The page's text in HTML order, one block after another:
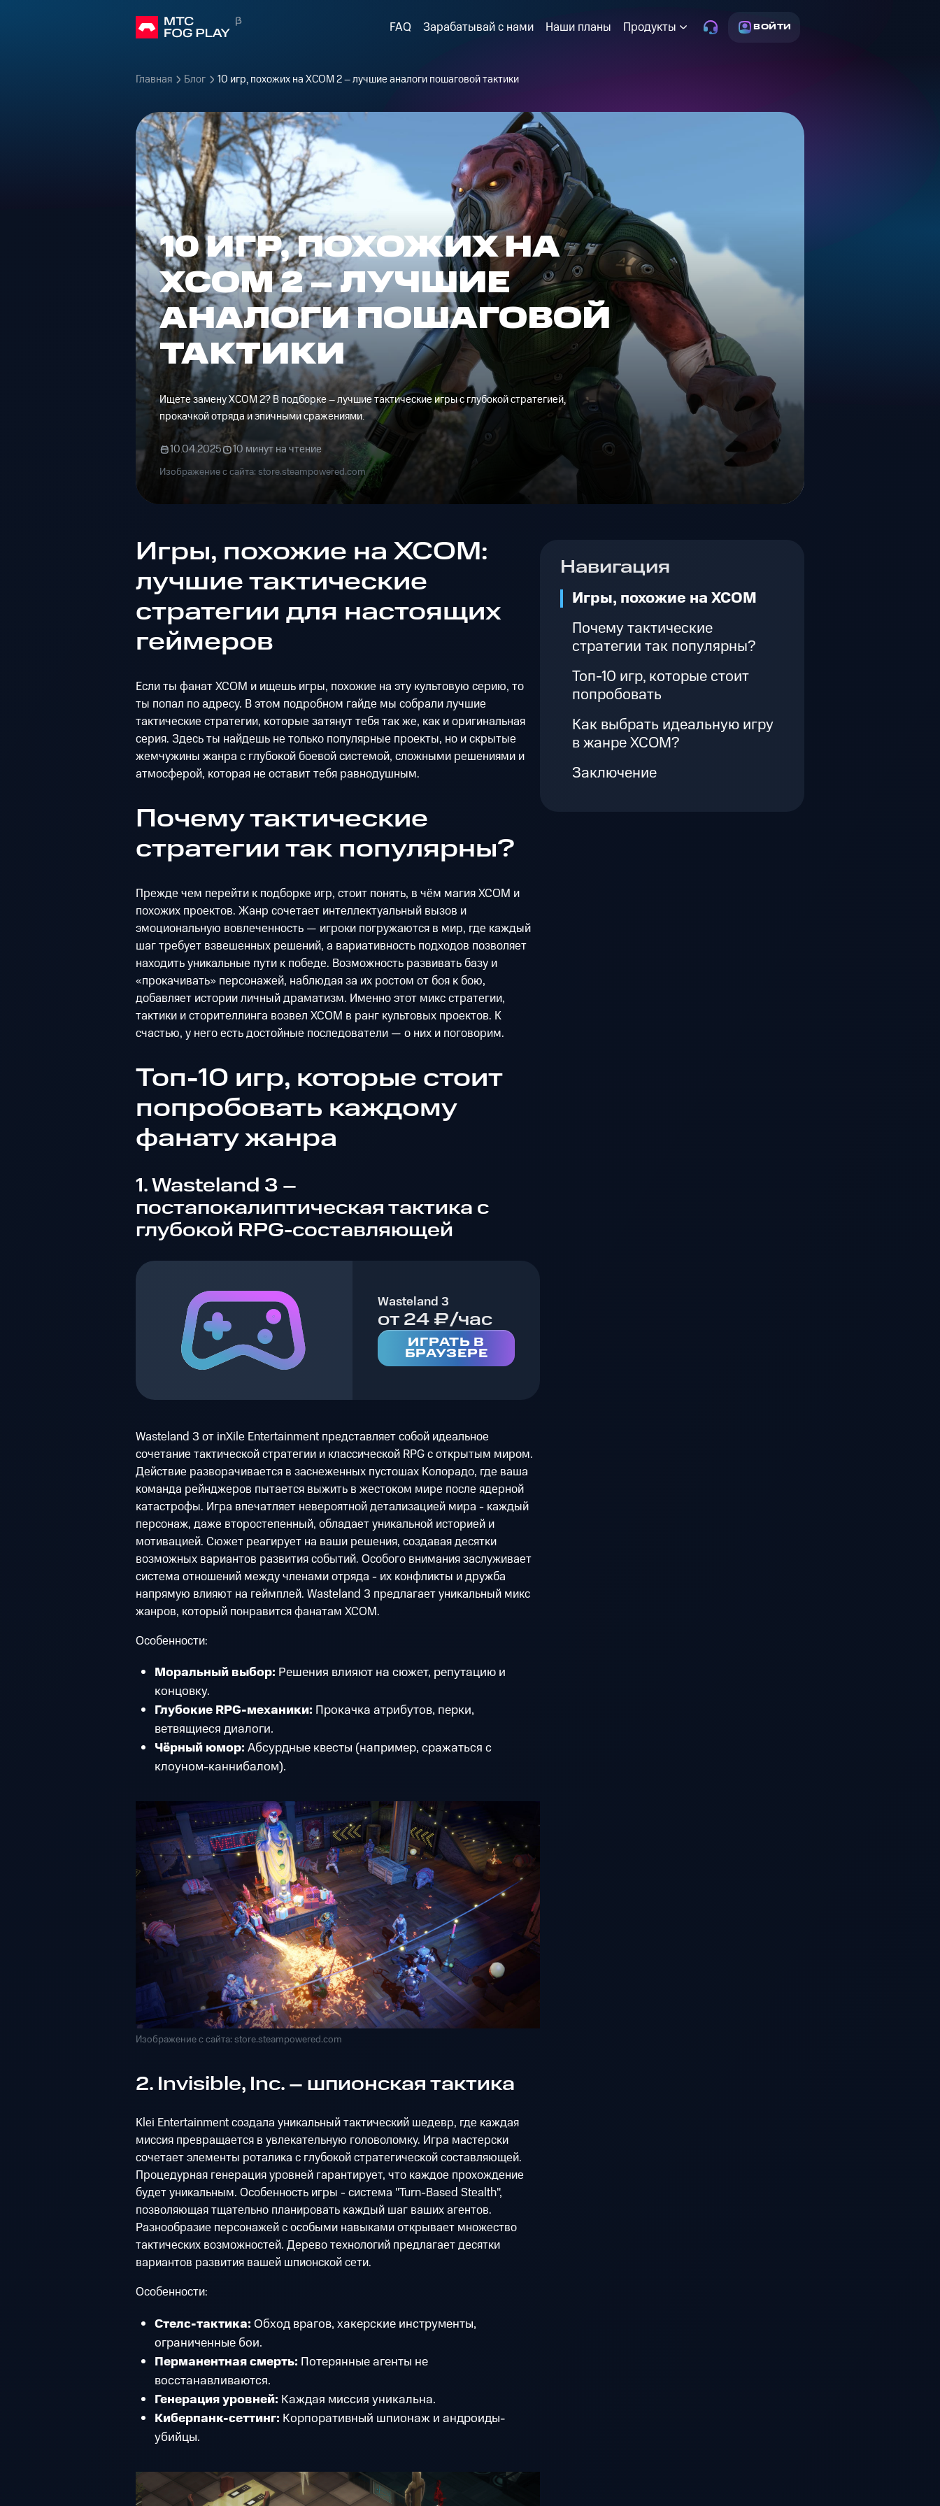
FAQ Зарабатывай с нами Наши планы Продукты ВОЙТИ
Главная Блог 10 игр, похожих на XCOM 2 – лучшие аналоги пошаговой тактики
10 ИГР, ПОХОЖИХ НА
XCOM 2 – ЛУЧШИЕ
АНАЛОГИ ПОШАГОВОЙ
ТАКТИКИ
Ищете замену XCOM 2? В подборке – лучшие тактические игры с глубокой стратегией,
прокачкой отряда и эпичными сражениями.
10.04.2025 10 минут на чтение
Изображение с сайта: store.steampowered.com
Навигация
Игры, похожие на XCOM
Почему тактические
стратегии так популярны?
Топ-10 игр, которые стоит
попробовать
Как выбрать идеальную игру
в жанре XCOM?
Заключение
Игры, похожие на XCOM:
лучшие тактические
стратегии для настоящих
геймеров
Если ты фанат XCOM и ищешь игры, похожие на эту культовую серию, то
ты попал по адресу. В этом подробном гайде мы собрали лучшие
тактические стратегии, которые затянут тебя так же, как и оригинальная
серия. Здесь ты найдешь не только популярные проекты, но и скрытые
жемчужины жанра с глубокой боевой системой, сложными решениями и
атмосферой, которая не оставит тебя равнодушным.
Почему тактические
стратегии так популярны?
Прежде чем перейти к подборке игр, стоит понять, в чём магия XCOM и
похожих проектов. Жанр сочетает интеллектуальный вызов и
эмоциональную вовлеченность — игроки погружаются в мир, где каждый
шаг требует взвешенных решений, а вариативность подходов позволяет
находить уникальные пути к победе. Возможность развивать базу и
«прокачивать» персонажей, наблюдая за их ростом от боя к бою,
добавляет истории личный драматизм. Именно этот микс стратегии,
тактики и сторителлинга возвел XCOM в ранг культовых проектов. К
счастью, у него есть достойные последователи — о них и поговорим.
Топ-10 игр, которые стоит
попробовать каждому
фанату жанра
1. Wasteland 3 –
постапокалиптическая тактика с
глубокой RPG-составляющей
Wasteland 3
от 24 ₽/час
ИГРАТЬ В
БРАУЗЕРЕ
Wasteland 3 от inXile Entertainment представляет собой идеальное
сочетание тактической стратегии и классической RPG с открытым миром.
Действие разворачивается в заснеженных пустошах Колорадо, где ваша
команда рейнджеров пытается выжить в жестоком мире после ядерной
катастрофы. Игра впечатляет невероятной детализацией мира - каждый
персонаж, даже второстепенный, обладает уникальной историей и
мотивацией. Сюжет реагирует на ваши решения, создавая десятки
возможных вариантов развития событий. Особого внимания заслуживает
система отношений между членами отряда - их конфликты и дружба
напрямую влияют на геймплей. Wasteland 3 предлагает уникальный микс
жанров, который понравится фанатам XCOM.
Особенности:
Моральный выбор: Решения влияют на сюжет, репутацию и
концовку.
Глубокие RPG-механики: Прокачка атрибутов, перки,
ветвящиеся диалоги.
Чёрный юмор: Абсурдные квесты (например, сражаться с
клоуном-каннибалом).
Изображение с сайта: store.steampowered.com
2. Invisible, Inc. – шпионская тактика
Klei Entertainment создала уникальный тактический шедевр, где каждая
миссия превращается в увлекательную головоломку. Игра мастерски
сочетает элементы роталика с глубокой стратегической составляющей.
Процедурная генерация уровней гарантирует, что каждое прохождение
будет уникальным. Особенность игры - система "Turn-Based Stealth",
позволяющая тщательно планировать каждый шаг ваших агентов.
Разнообразие персонажей с особыми навыками открывает множество
тактических возможностей. Дерево технологий предлагает десятки
вариантов развития вашей шпионской сети.
Особенности:
Стелс-тактика: Обход врагов, хакерские инструменты,
ограниченные бои.
Перманентная смерть: Потерянные агенты не
восстанавливаются.
Генерация уровней: Каждая миссия уникальна.
Киберпанк-сеттинг: Корпоративный шпионаж и андроиды-
убийцы.